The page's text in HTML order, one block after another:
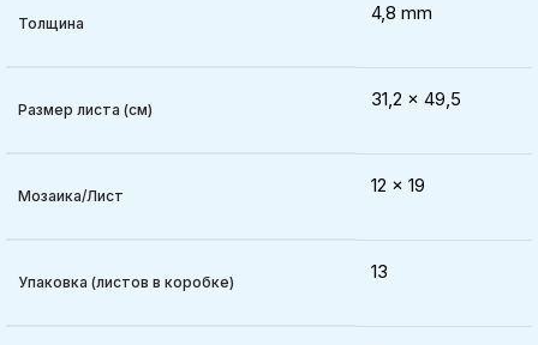
Толщина 4,8 mm
Размер листа (см) 31,2 x 49,5
Мозаика/Лист 12 x 19
Упаковка (листов в коробке) 13